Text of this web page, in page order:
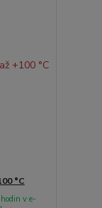
°C
v e-